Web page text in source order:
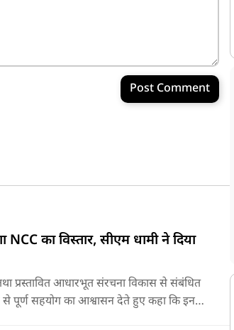
Post Comment
NCC का विस्तार, सीएम धामी ने दिया
प्रस्तावित आधारभूत संरचना विकास से संबंधित
पूर्ण सहयोग का आश्वासन देते हुए कहा कि इन